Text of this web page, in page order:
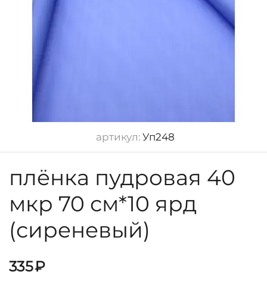
артикул: Уп248
плёнка пудровая 40
мкр 70 см*10 ярд
(сиреневый)
335₽